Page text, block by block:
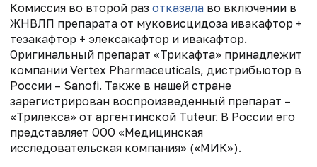
Комиссия во второй раз отказала во включении в
ЖНВЛП препарата от муковисцидоза ивакафтор +
тезакафтор + элексакафтор и ивакафтор.
Оригинальный препарат «Трикафта» принадлежит
компании Vertex Pharmaceuticals, дистрибьютор в
России – Sanofi. Также в нашей стране
зарегистрирован воспроизведенный препарат –
«Трилекса» от аргентинской Tuteur. В России его
представляет ООО «Медицинская
исследовательская компания» («МИК»).